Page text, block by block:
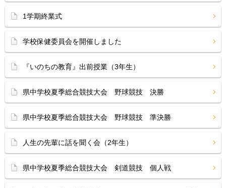
1学期終業式
学校保健委員会を開催しました
『いのちの教育』出前授業（3年生）
県中学校夏季総合競技大会 野球競技 決勝
県中学校夏季総合競技大会 野球競技 準決勝
人生の先輩に話を聞く会（2年生）
県中学校夏季総合競技大会 剣道競技 個人戦